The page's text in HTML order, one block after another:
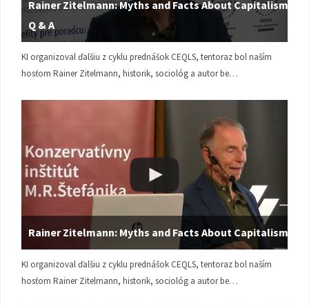
Rainer Zitelmann: Myths and Facts About Capitalism |
Q & A
KI organizoval ďalšiu z cyklu prednášok CEQLS, tentoraz bol naším
hosťom Rainer Zitelmann, historik, sociológ a autor be…
Rainer Zitelmann: Myths and Facts About Capitalism
KI organizoval ďalšiu z cyklu prednášok CEQLS, tentoraz bol naším
hosťom Rainer Zitelmann, historik, sociológ a autor be…